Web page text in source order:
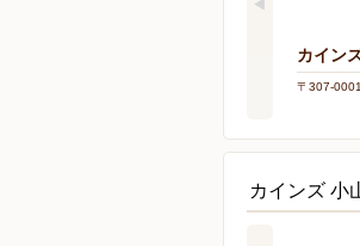
カイン
〒307-
カインズ 小